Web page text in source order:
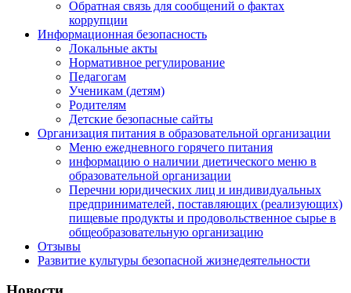
Обратная связь для сообщений о фактах
коррупции
Информационная безопасность
Локальные акты
Нормативное регулирование
Педагогам
Ученикам (детям)
Родителям
Детские безопасные сайты
Организация питания в образовательной организации
Меню ежедневного горячего питания
информацию о наличии диетического меню в
образовательной организации
Перечни юридических лиц и индивидуальных
предпринимателей, поставляющих (реализующих)
пищевые продукты и продовольственное сырье в
общеобразовательную организацию
Отзывы
Развитие культуры безопасной жизнедеятельности